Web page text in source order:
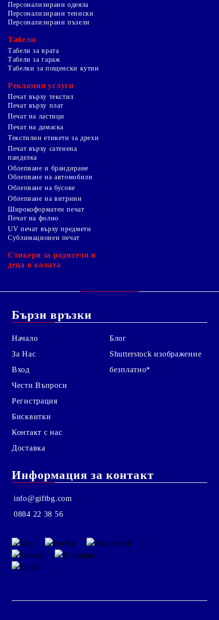
Персонализирани одеяла
Персонализирани тениски
Персонализирани пъзели
Табели
Табели за врата
Табели за гараж
Табелки за пощенски кутии
Рекламни услуги
Печат върху текстил
Печат върху плат
Печат на ластици
Печат на дамаска
Текстилни етикети за дрехи
Печат върху сатенена
панделка
Облепване и брандиране
Облепване на автомобили
Облепване на бусове
Облепване на витрини
Широкоформатен печат
Печат на фолио
UV печат върху предмети
Сублимационен печат
Стикери за родители и
деца в колата
Бързи връзки
Начало
За Нас
Вход
Чести Въпроси
Регистрация
Бисквитки
Контакт с нас
Доставка
Блог
Shutterstock изображение
безплатно*
Информация за контакт
info@giftbg.com
0884 22 38 56